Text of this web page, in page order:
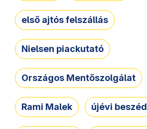
első ajtós felszállás
Nielsen piackutató
Országos Mentőszolgálat
Rami Malek újévi beszéd